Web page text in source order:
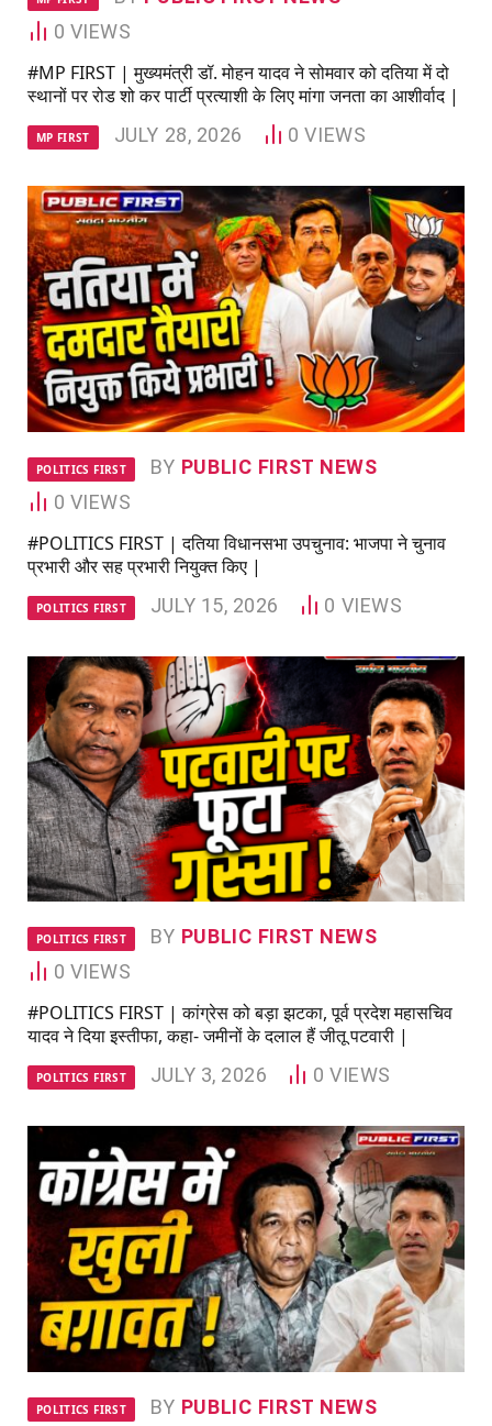
0 VIEWS
#MP FIRST | मुख्यमंत्री डॉ. मोहन यादव ने सोमवार को दतिया में दो
स्थानों पर रोड शो कर पार्टी प्रत्याशी के लिए मांगा जनता का आशीर्वाद |
MP FIRST JULY 28, 2026 0VIEWS
POLITICS FIRST BY PUBLIC FIRST NEWS
0 VIEWS
#POLITICS FIRST | दतिया विधानसभा उपचुनाव: भाजपा ने चुनाव
प्रभारी और सह प्रभारी नियुक्त किए |
POLITICS FIRST JULY 15, 2026 0 VIEWS
POLITICS FIRST BY PUBLIC FIRST NEWS
0 VIEWS
#POLITICS FIRST | कांग्रेस को बड़ा झटका, पूर्व प्रदेश महासचिव
यादव ने दिया इस्तीफा, कहा- जमीनों के दलाल हैं जीतू पटवारी |
POLITICS FIRST JULY 3, 2026 0VIEWS
POLITICS FIRST BY PUBLIC FIRST NEWS